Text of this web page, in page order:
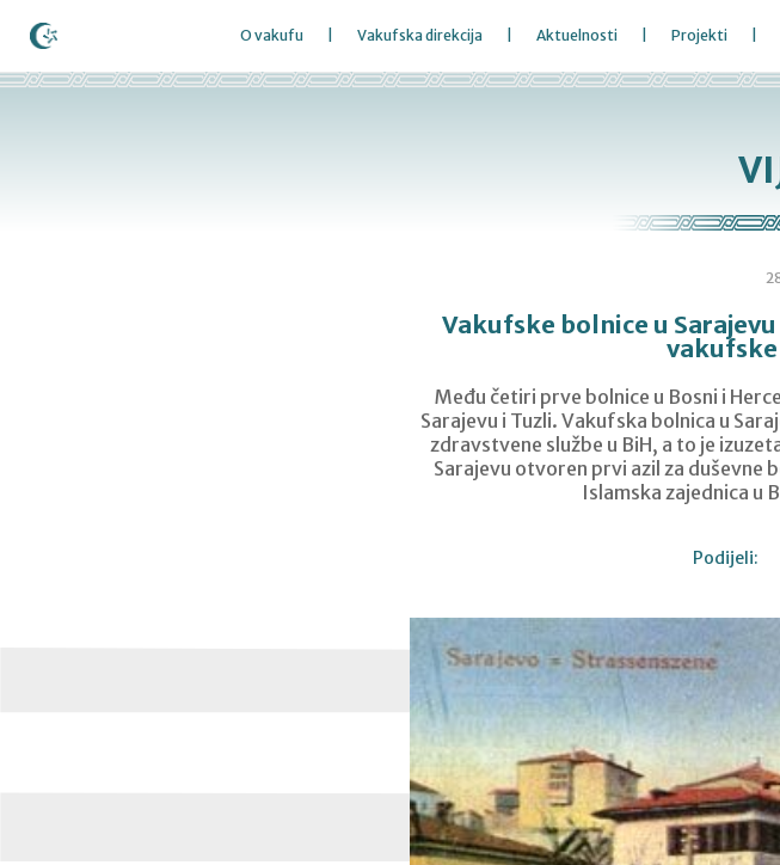
O vakufu Vakufska direkcija Aktuelnosti Projekti
Vakufske bolnice u
vakufske
Među četiri prve bolnice u Bosni i
Sarajevu i Tuzli. Vakufska bolnica u
zdravstvene službe u BiH, a to je
Sarajevu otvoren prvi azil za duševne
Islamska zajednica u
Podijeli: